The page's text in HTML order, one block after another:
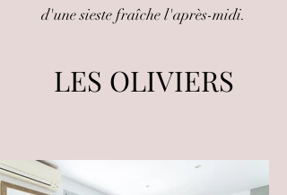
d'une sieste fraîche l'après-midi.
LES OLIVIERS